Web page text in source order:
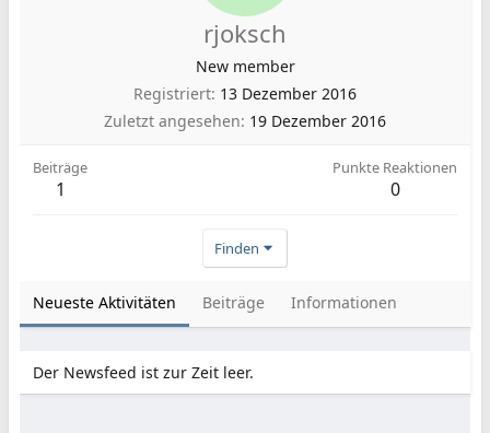
rjoksch
New member
Registriert 13 Dezember 2016
Zuletzt angesehen 19 Dezember 2016
Beiträge
1
Punkte Reaktionen
0
Finden
Neueste Aktivitäten Beiträge Informationen
Der Newsfeed ist zur Zeit leer.